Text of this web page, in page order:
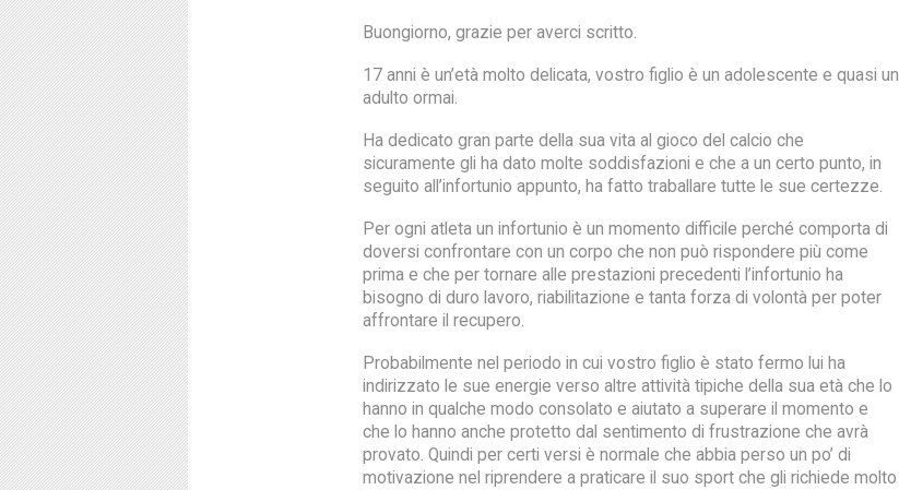
Buongiorno, grazie per averci scritto.
17 anni è un’età molto delicata, vostro figlio è un adolescente e quasi un
adulto ormai.
Ha dedicato gran parte della sua vita al gioco del calcio che
sicuramente gli ha dato molte soddisfazioni e che a un certo punto, in
seguito all’infortunio appunto, ha fatto traballare tutte le sue certezze.
Per ogni atleta un infortunio è un momento difficile perché comporta di
doversi confrontare con un corpo che non può rispondere più come
prima e che per tornare alle prestazioni precedenti l’infortunio ha
bisogno di duro lavoro, riabilitazione e tanta forza di volontà per poter
affrontare il recupero.
Probabilmente nel periodo in cui vostro figlio è stato fermo lui ha
indirizzato le sue energie verso altre attività tipiche della sua età che lo
hanno in qualche modo consolato e aiutato a superare il momento e
che lo hanno anche protetto dal sentimento di frustrazione che avrà
provato. Quindi per certi versi è normale che abbia perso un po’ di
motivazione nel riprendere a praticare il suo sport che gli richiede molto